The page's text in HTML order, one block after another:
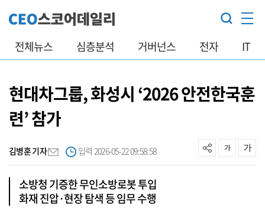
전체뉴스 심층분석 거버넌스 전자 IT
현대차그룹, 화성시 ‘2026 안전한국훈
련’ 참가
김병훈 기자 입력 2026-05-22 09:58:58
소방청 기증한 무인소방로봇 투입
화재 진압·현장 탐색 등 임무 수행